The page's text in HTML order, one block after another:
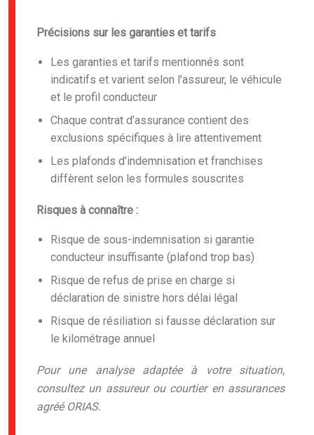
Précisions sur les garanties et tarifs
Les garanties et tarifs mentionnés sont
indicatifs et varient selon l’assureur, le véhicule
et le profil conducteur
Chaque contrat d’assurance contient des
exclusions spécifiques à lire attentivement
Les plafonds d’indemnisation et franchises
diffèrent selon les formules souscrites
Risques à connaître :
Risque de sous-indemnisation si garantie
conducteur insuffisante (plafond trop bas)
Risque de refus de prise en charge si
déclaration de sinistre hors délai légal
Risque de résiliation si fausse déclaration sur
le kilométrage annuel
Pour une analyse adaptée à votre situation,
consultez un assureur ou courtier en assurances
agréé ORIAS.